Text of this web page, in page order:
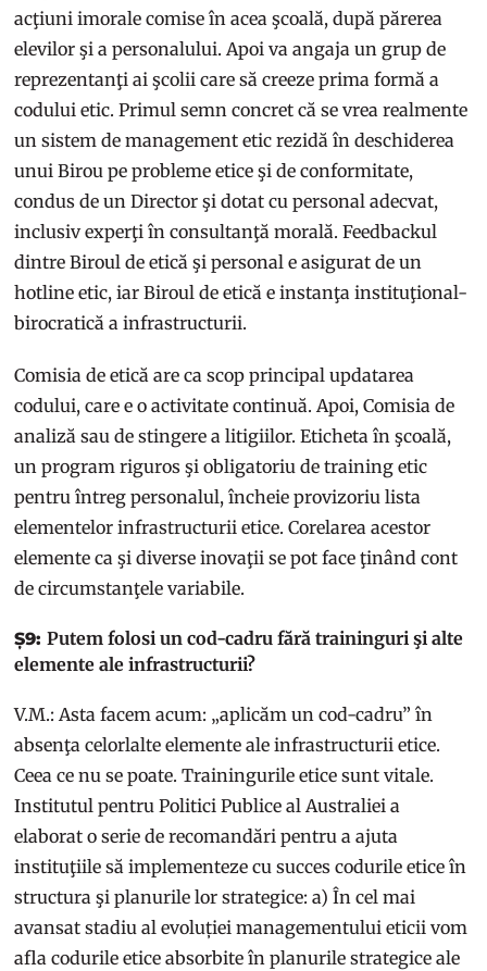
acţiuni imorale comise în acea şcoală, după părerea
elevilor şi a personalului. Apoi va angaja un grup de
reprezentanţi ai şcolii care să creeze prima formă a
codului etic. Primul semn concret că se vrea realmente
un sistem de management etic rezidă în deschiderea
unui Birou pe probleme etice şi de conformitate,
condus de un Director şi dotat cu personal adecvat,
inclusiv experţi în consultanţă morală. Feedbackul
dintre Biroul de etică şi personal e asigurat de un
hotline etic, iar Biroul de etică e instanţa instituţional-
birocratică a infrastructurii.
Comisia de etică are ca scop principal updatarea
codului, care e o activitate continuă. Apoi, Comisia de
analiză sau de stingere a litigiilor. Eticheta în şcoală,
un program riguros şi obligatoriu de training etic
pentru întreg personalul, încheie provizoriu lista
elementelor infrastructurii etice. Corelarea acestor
elemente ca şi diverse inovaţii se pot face ţinând cont
de circumstanţele variabile.
Ș9:Putem folosi un cod-cadru fără traininguri şi alte
elemente ale infrastructurii?
V.M.: Asta facem acum: „aplicăm un cod-cadru” în
absenţa celorlalte elemente ale infrastructurii etice.
Ceea ce nu se poate. Trainingurile etice sunt vitale.
Institutul pentru Politici Publice al Australiei a
elaborat o serie de recomandări pentru a ajuta
instituţiile să implementeze cu succes codurile etice în
structura şi planurile lor strategice: a) În cel mai
avansat stadiu al evoluției managementului eticii vom
afla codurile etice absorbite în planurile strategice ale